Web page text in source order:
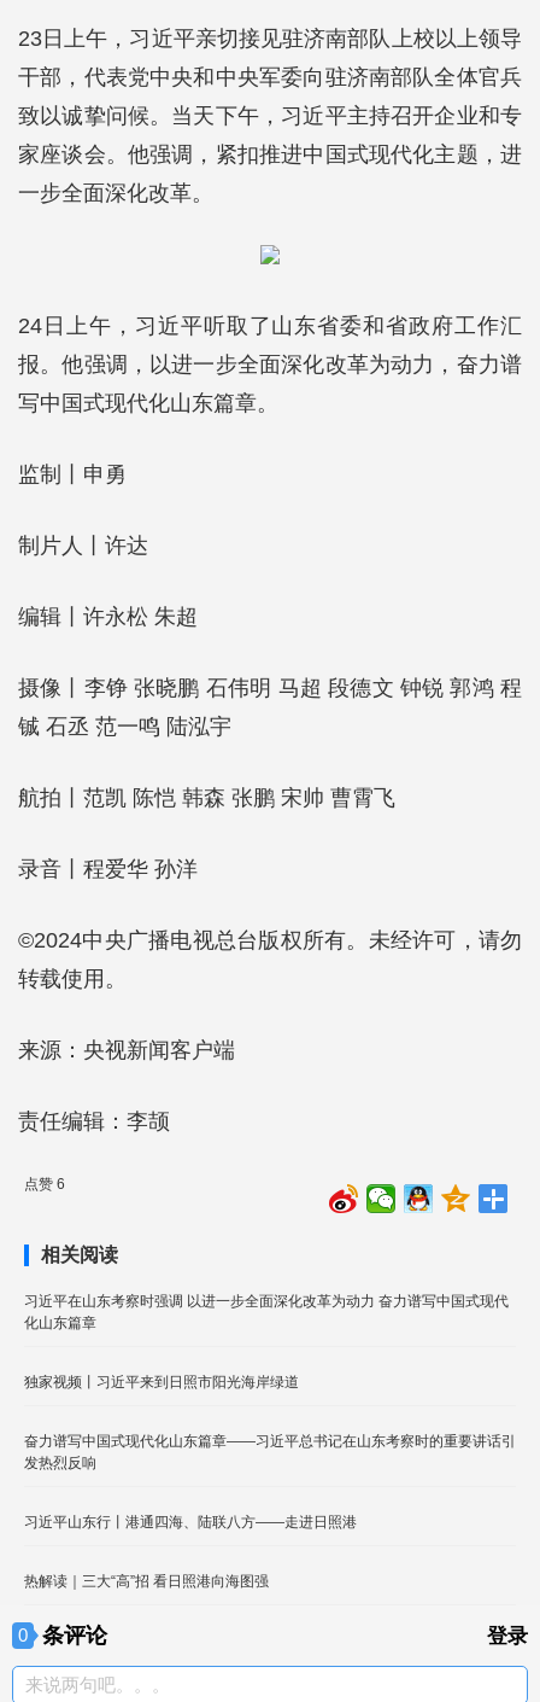
23日上午，习近平亲切接见驻济南部队上校以上领导
干部，代表党中央和中央军委向驻济南部队全体官兵
致以诚挚问候。当天下午，习近平主持召开企业和专
家座谈会。他强调，紧扣推进中国式现代化主题，进
一步全面深化改革。
24日上午，习近平听取了山东省委和省政府工作汇
报。他强调，以进一步全面深化改革为动力，奋力谱
写中国式现代化山东篇章。
监制丨申勇
制片人丨许达
编辑丨许永松 朱超
摄像丨李铮 张晓鹏 石伟明 马超 段德文 钟锐 郭鸿 程
铖 石丞 范一鸣 陆泓宇
航拍丨范凯 陈恺 韩森 张鹏 宋帅 曹霄飞
录音丨程爱华 孙洋
©2024中央广播电视总台版权所有。未经许可，请勿
转载使用。
来源：央视新闻客户端
责任编辑：李颉
点赞 6
相关阅读
习近平在山东考察时强调 以进一步全面深化改革为动力 奋力谱写中国式现代
化山东篇章
独家视频丨习近平来到日照市阳光海岸绿道
奋力谱写中国式现代化山东篇章——习近平总书记在山东考察时的重要讲话引
发热烈反响
习近平山东行丨港通四海、陆联八方——走进日照港
热解读｜三大“高”招 看日照港向海图强
0 条评论 登录
来说两句吧。。。